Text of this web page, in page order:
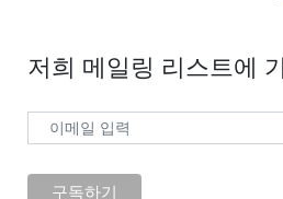
저희 메일링 리스트에